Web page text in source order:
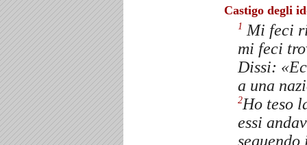
Castigo degli
1 Mi feci
mi feci
Dissi:
a una
2Ho teso
essi